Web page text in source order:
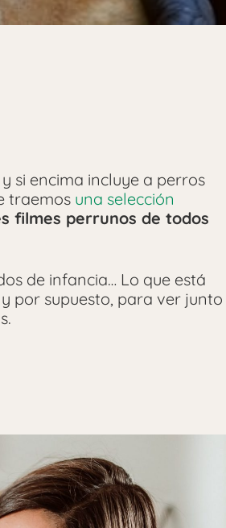
y si encima incluye a perros
traemos una selección
filmes perrunos de todos
de infancia… Lo que está
y por supuesto, para ver junto